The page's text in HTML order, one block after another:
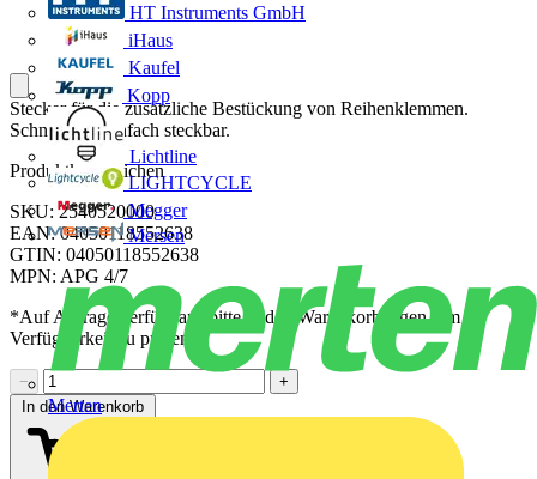
HT Instruments GmbH
iHaus
Kaufel
Kopp
Lichtline
LIGHTCYCLE
Megger
Mersen
Merten
Stecker für die zusätzliche Bestückung von Reihenklemmen.
Schnell und einfach steckbar.
Produktkennzeichen
SKU: 2540520000
EAN: 04050118552638
GTIN: 04050118552638
MPN: APG 4/7
*Auf Anfrage verfügbar - bitte in den Warenkorb legen, um
Verfügbarkeit zu prüfen
−
+
In den Warenkorb